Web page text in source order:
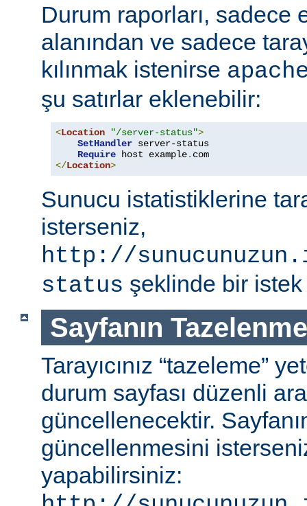
Durum raporları, sadece
alanından ve sadece
kılınmak istenirse
şu satırlar eklenebilir:
<Location "/server-status">
SetHandler server-status
Require host example.
</Location>
Sunucu istatistiklerine
isterseniz,
http://
status şeklinde bir
Sayfanın
Tarayıcınız “tazeleme”
durum sayfası düzenli
güncellenecektir.
güncellenmesini
yapabilirsiniz: